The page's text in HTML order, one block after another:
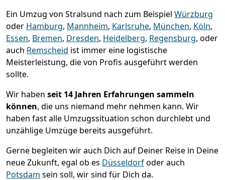
Ein Umzug von Stralsund nach zum Beispiel Würzburg
oder Hamburg, Mannheim, Karlsruhe, München, Köln,
Essen, Bremen, Dresden, Heidelberg, Regensburg, oder
auch Remscheid ist immer eine logistische
Meisterleistung, die von Profis ausgeführt werden
sollte.
Wir haben seit 14 Jahren Erfahrungen sammeln
können, die uns niemand mehr nehmen kann. Wir
haben fast alle Umzugssituation schon durchlebt und
unzählige Umzüge bereits ausgeführt.
Gerne begleiten wir auch Dich auf Deiner Reise in Deine
neue Zukunft, egal ob es Düsseldorfoder auch
Potsdam sein soll, wir sind für Dich da.